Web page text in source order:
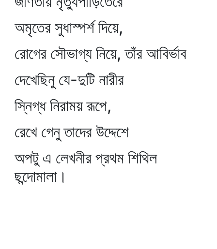
অমৃতের সুধাস্পর্শ দিয়ে,
রোগের সৌভাগ্য নিয়ে, তাঁর আবির্ভাব
দেখেছিনু যে-দুটি নারীর
স্নিগ্ধ নিরাময় রূপে,
রেখে গেনু তাদের উদ্দেশে
অপটু এ লেখনীর প্রথম শিথিল
ছন্দোমালা।